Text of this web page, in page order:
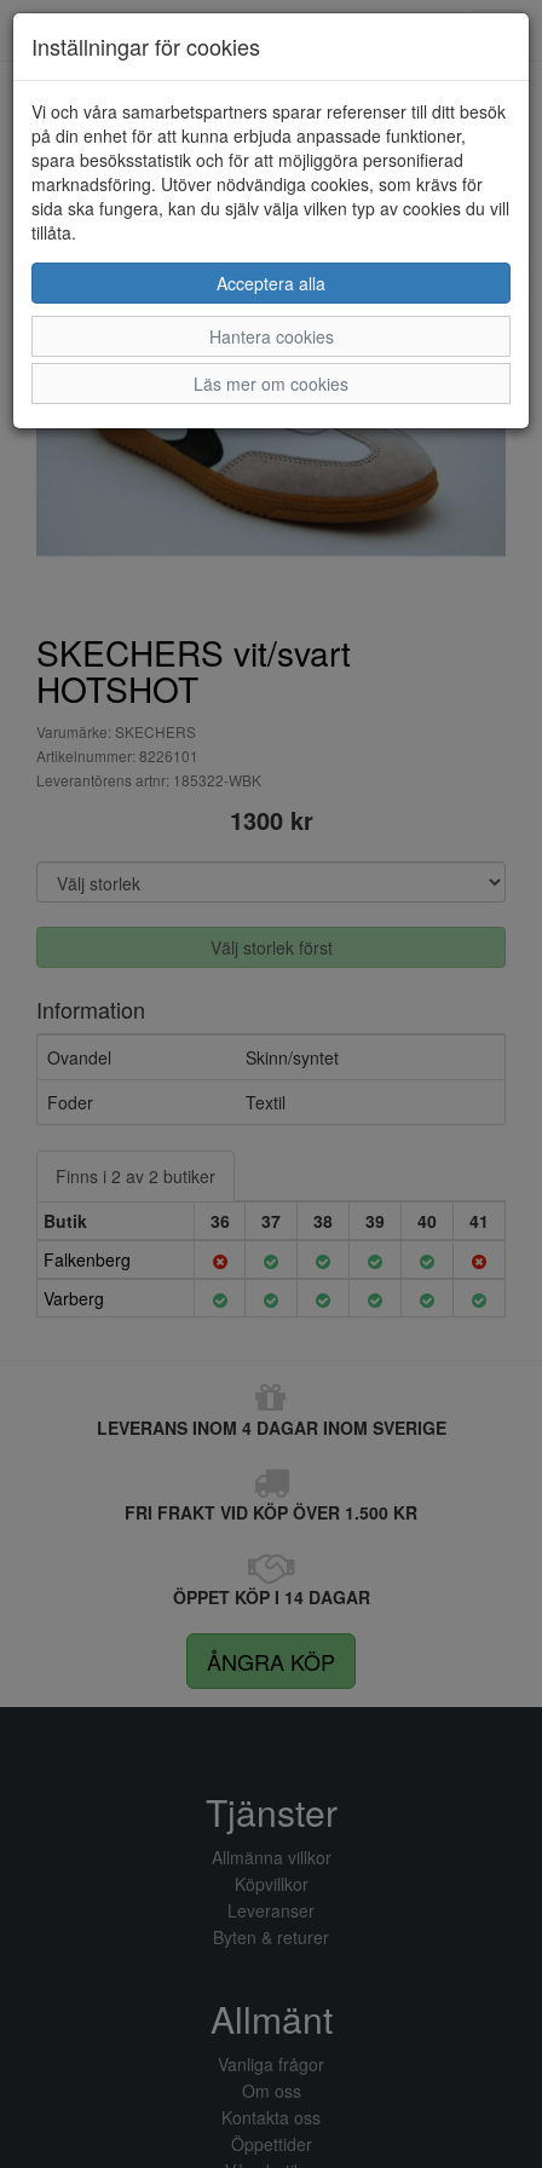
HEM SKECHERS
SKECHERS vit/svart
HOTSHOT
Varumärke: SKECHERS
Artikelnummer: 8226101
Leverantörens artnr: 185322-WBK
1300 kr
Välj storlek först
Information
Ovandel
Skinn/syntet
Foder
Textil
Finns i 2 av 2 butiker
Butik
36 37 38 39 40
41
Falkenberg
Varberg
LEVERANS INOM 4 DAGAR INOM SVERIGE
FRI FRAKT VID KÖP ÖVER 1.500 KR
ÖPPET KÖP I 14 DAGAR
ÅNGRA KÖP
Inställningar för cookies
Vi och våra samarbetspartners sparar referenser till ditt besök
på din enhet för att kunna erbjuda anpassade funktioner,
spara besöksstatistik och för att möjliggöra personifierad
marknadsföring. Utöver nödvändiga cookies, som krävs för
sida ska fungera, kan du själv välja vilken typ av cookies du vill
tillåta.
Acceptera alla
Hantera cookies
Läs mer om cookies
Tjänster
Allmänna villkor
Köpvillkor
Leveranser
Byten & returer
Allmänt
Vanliga frågor
Om oss
Kontakta oss
Öppettider